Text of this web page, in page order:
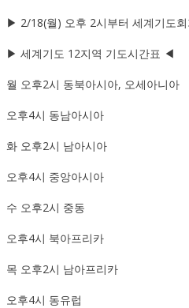
▶ 2/18(월) 오후 2시부터 세계기도
▶ 세계기도 12지역 기도시간표 ◀
월 오후2시 동북아시아, 오세아니아
오후4시 동남아시아
화 오후2시 남아시아
오후4시 중앙아시아
수 오후2시 중동
오후4시 북아프리카
목 오후2시 남아프리카
오후4시 동유럽